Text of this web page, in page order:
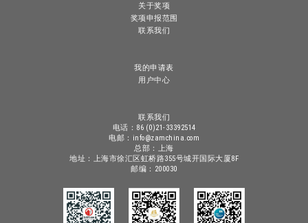
关于奖项
奖项申报范围
联系我们
我的申请表
用户中心
联系我们
电话：86 (0)21-33392514
电邮：info@zamchina.com
总部：上海
地址：上海市徐汇区虹桥路355号城开国际大厦8F
邮编：200030